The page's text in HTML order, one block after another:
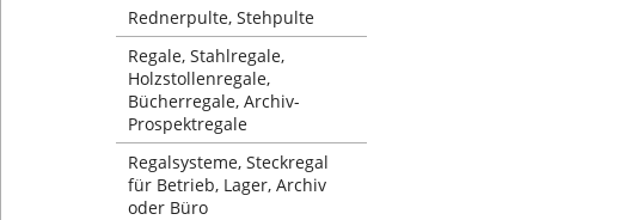
Rednerpulte, Stehpulte
Regale, Stahlregale,
Holzstollenregale,
Bücherregale, Archiv-
Prospektregale
Regalsysteme, Steckregal
für Betrieb, Lager, Archiv
oder Büro